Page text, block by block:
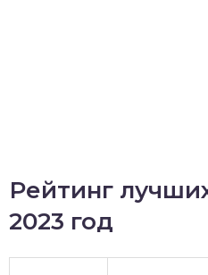
Рейтинг
2023 год